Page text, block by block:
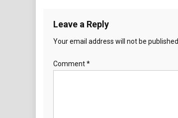
Leave a Reply
Your email address will not be published.
Comment*